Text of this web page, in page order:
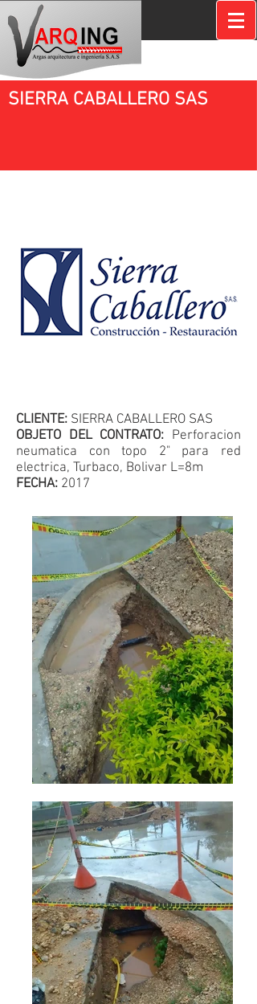
SIERRA CABALLERO SAS
CLIENTE: SIERRA CABALLERO SAS
OBJETO DEL CONTRATO: Perforacion
neumatica con topo 2" para red
electrica, Turbaco, Bolivar L=8m
FECHA: 2017